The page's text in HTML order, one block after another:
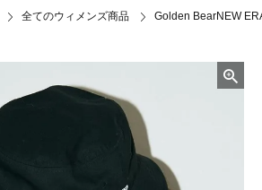
全てのウィメンズ商品 Golden BearNEW